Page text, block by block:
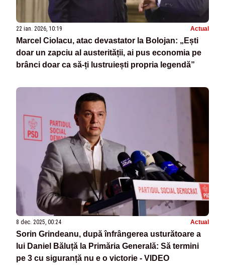
22 ian. 2026, 10:19 Actual
Marcel Ciolacu, atac devastator la Bolojan: „Ești
doar un zapciu al austerității, ai pus economia pe
brânci doar ca să-ți lustruiești propria legendă”
8 dec. 2025, 00:24 Actual
Sorin Grindeanu, după înfrângerea usturătoare a
lui Daniel Băluță la Primăria Generală: Să termini
pe 3 cu siguranță nu e o victorie - VIDEO